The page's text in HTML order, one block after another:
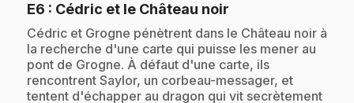
E6 : Cédric et le Château noir
.Cédric et Grogne pénètrent dans le Château noir à
la recherche d'une carte qui puisse les mener au
pont de Grogne. À défaut d'une carte, ils
rencontrent Saylor, un corbeau-messager, et
tentent d'échapper au dragon qui vit secrètement